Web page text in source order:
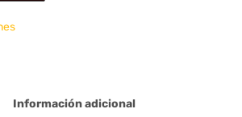
Información adicional